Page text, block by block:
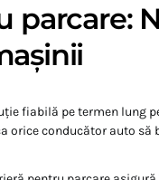
parcare:
fiabilă pe termen lung
orice conducător auto să